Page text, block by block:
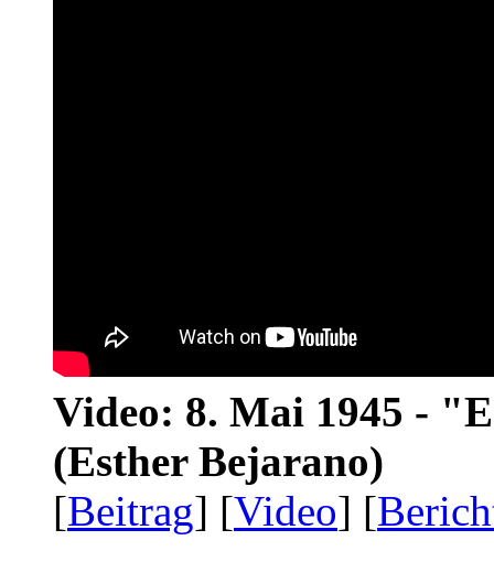
Video: 8. Mai 1945 -
(Esther Bejarano)
[Beitrag] [Video] [